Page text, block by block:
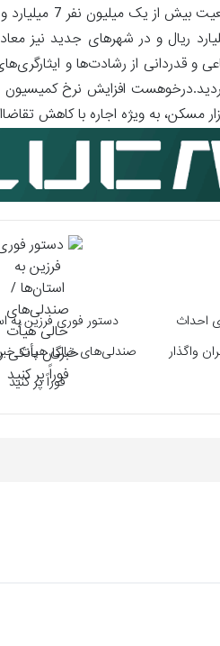
ریال، در سایر شهرستان‌ها 5 میلیارد ریال، در روستاها 4
از رشادت‌ها و ایثارگری‌های
افزایش نرخ کمیسیون
مسکن، به ویژه اجاره با کاهش
احداث
واگذار
دستور فوری فرزین به
صندلی‌های خالی هیأت
فوراً پر کنید